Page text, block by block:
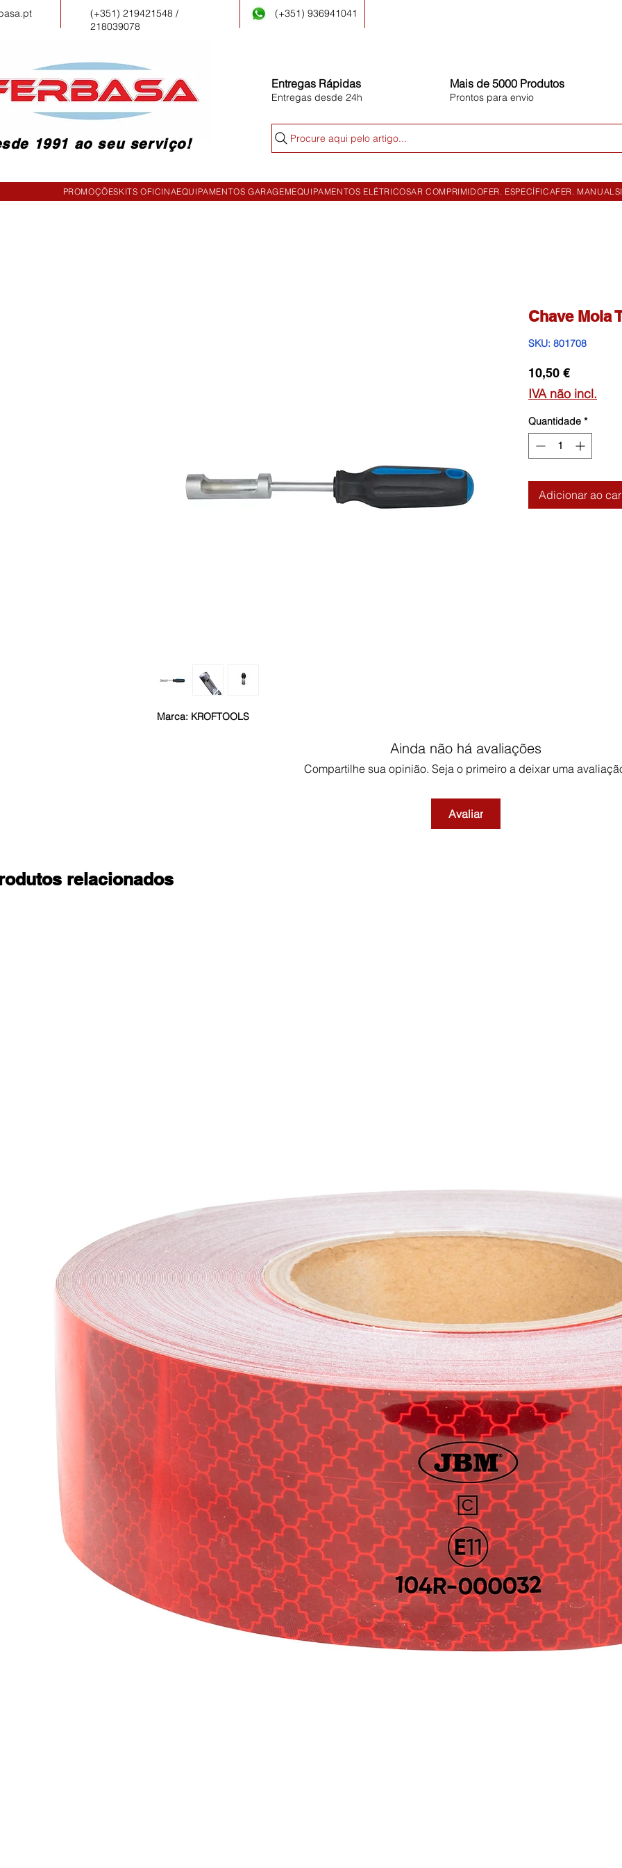
(+351) 219421548 /
218039078
(+351) 936941041
1991 ao seu serviço!
Entregas Rápidas
Entregas desde 24h
Mais de 5000 Produtos
Prontos para envio
Procure aqui pelo artigo...
PROMOÇÕESKITS OFICINAEQUIPAMENTOS GARAGEMEQUIPAMENTOS ELÉTRICOSAR COMPRIMIDOFER. ESPECÍFICAFER. MANUAL
Marca: KROFTOOLS
Chave Mola
SKU: 801708
10,50 €Preço
IVA não incl.
Quantidade *
Adicionar ao
Ainda não há avaliações
Compartilhe sua opinião. Seja o primeiro a deixar uma
Avaliar
relacionados